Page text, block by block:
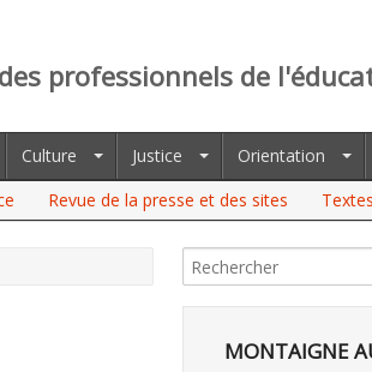
professionnels de
Culture Justice Orientation
Revue de la presse et des sites
MONTAIGNE